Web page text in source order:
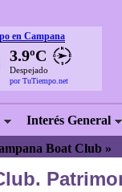
en Campana
3.9ºC
Despejado
por TuTiempo.net
Interés General
Boat Club »